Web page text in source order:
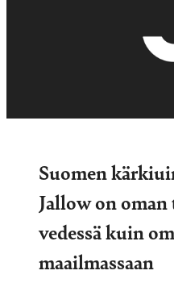
Suomen
Jallow on
vedessä kuin
maailmassaan